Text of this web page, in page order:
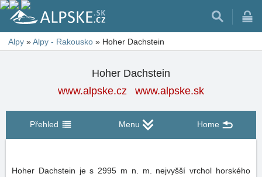
Alpy »Alpy - Rakousko » Hoher Dachstein
Hoher Dachstein
www.alpske.cz
www.alpske.sk
Přehled Menu Home
Hoher Dachstein je s 2995 m n. m. nejvyšší vrchol horského